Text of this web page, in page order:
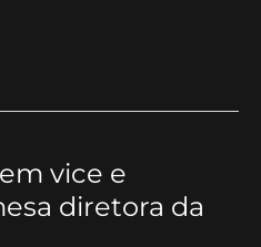
vice e
diretora da